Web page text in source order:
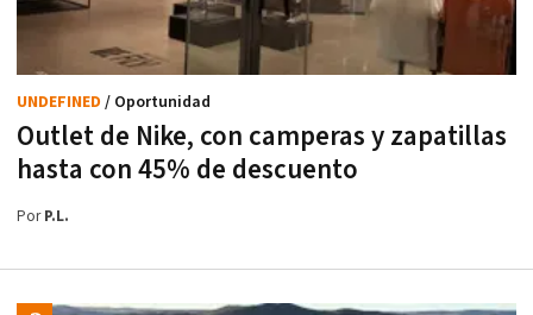
Outlet de Nike, con camperas y zapatillas
hasta con 45% de descuento
UNDEFINED / Oportunidad
PorP.L.